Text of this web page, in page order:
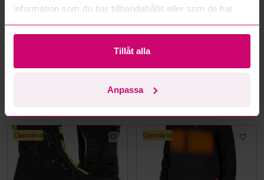
information som du har tillhandahållit eller som de har
samlat in när du har använt deras tjänster.
Tillåt alla
Anpassa
Läs fler frågor och svar
Mer från samma kategori
Oanvänd Oanvänd